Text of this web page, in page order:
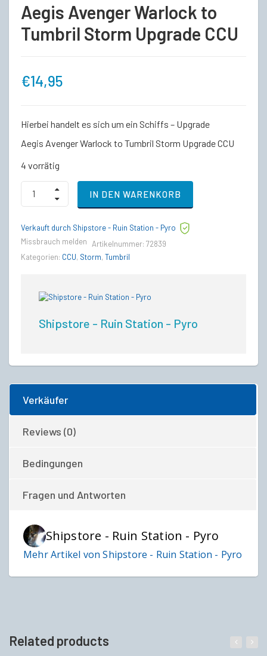
Aegis Avenger Warlock to
Tumbril Storm Upgrade CCU
€14,95
Hierbei handelt es sich um ein Schiffs – Upgrade
Aegis Avenger Warlock to Tumbril Storm Upgrade CCU
4 vorrätig
Aegis
Avenger
Warlock
Tumbril
Storm
CCU
IN DEN WARENKORB
Verkauft durch Shipstore - Ruin Station - Pyro
Missbrauch melden
Artikelnummer: 72839
Kategorien: CCU, Storm, Tumbril
Shipstore - Ruin Station - Pyro
Verkäufer
Reviews (0)
Bedingungen
Fragen und Antworten
Shipstore - Ruin Station - Pyro
Mehr Artikel von Shipstore - Ruin Station - Pyro
Related products